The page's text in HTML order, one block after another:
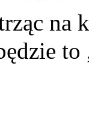
na
to